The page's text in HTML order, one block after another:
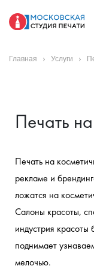
Главная Услуги
Печать
Печать на
рекламе и
ложатся на
Салоны красоты,
индустрия
поднимает
мелочью.